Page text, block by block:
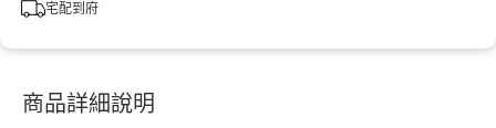
宅配到府
商品詳細說明